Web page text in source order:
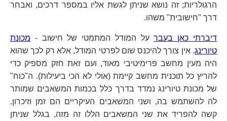
הרגולריות; זה נושא שניתן לגשת אליו במספר דרכים, ואבחר
דרך "חישובית" משהו.
דיברתי כאן בעברעל המודל המתמטי של חישוב - מכונת
טיורינג. אין צורך להיכנס שום לפרטי המודל, אלא רק לכך שהוא
היה מעין מחשב פרימיטיבי מאוד, ועם זאת חזק מספיק כדי
להריץ כל תוכנית מחשב קיימת (אולי לא הכי ביעילות). ה"כוח"
של מכונת טיורינג נמדד בדרך כלל בכמות המשאבים שמותר
לה להשתמש בה, ושני המשאבים העיקריים הם זמן וזיכרון.
קשה להפריד את שני המשאבים הללו זה מזה, בגלל שניתן